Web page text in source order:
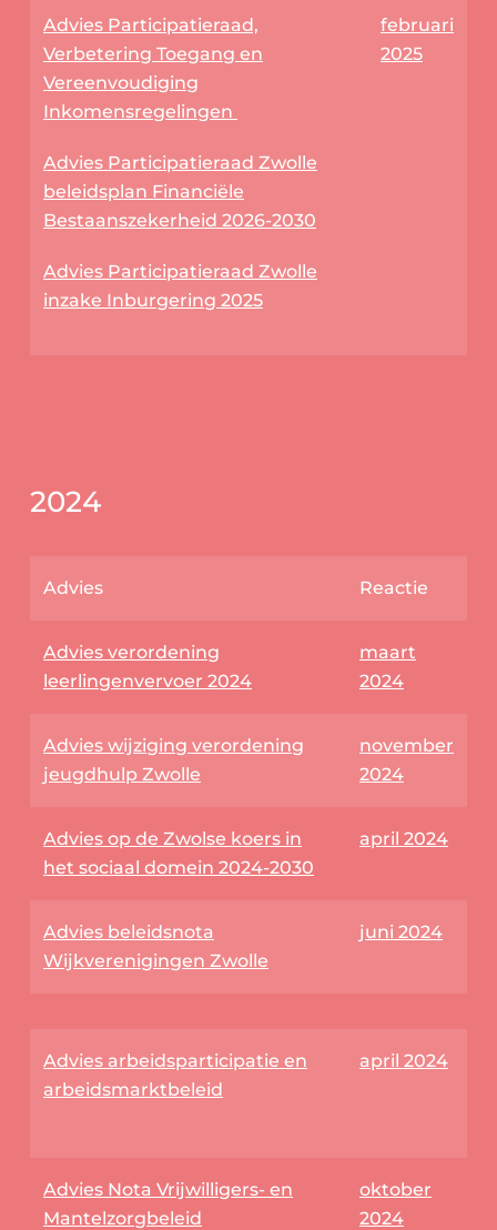
Advies Participatieraad,
Verbetering Toegang en
Vereenvoudiging
Inkomensregelingen
Advies Participatieraad Zwolle
beleidsplan Financiële
Bestaanszekerheid 2026-2030
Advies Participatieraad Zwolle
inzake Inburgering 2025
februari
2025
2024
Advies Reactie
Advies verordening
leerlingenvervoer 2024
maart
2024
Advies wijziging verordening
jeugdhulp Zwolle
november
2024
Advies op de Zwolse koers in
het sociaal domein 2024-2030
april 2024
Advies beleidsnota
Wijkverenigingen Zwolle
juni 2024
Advies arbeidsparticipatie en
arbeidsmarktbeleid
april 2024
Advies Nota Vrijwilligers- en
Mantelzorgbeleid
oktober
2024